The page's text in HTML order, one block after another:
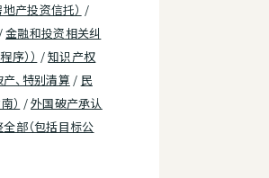
产投资信托） /
/金融和投资相关纠
）） /知识产权
产、特别清算 / 民
） /外国破产承认
部（包括目标公